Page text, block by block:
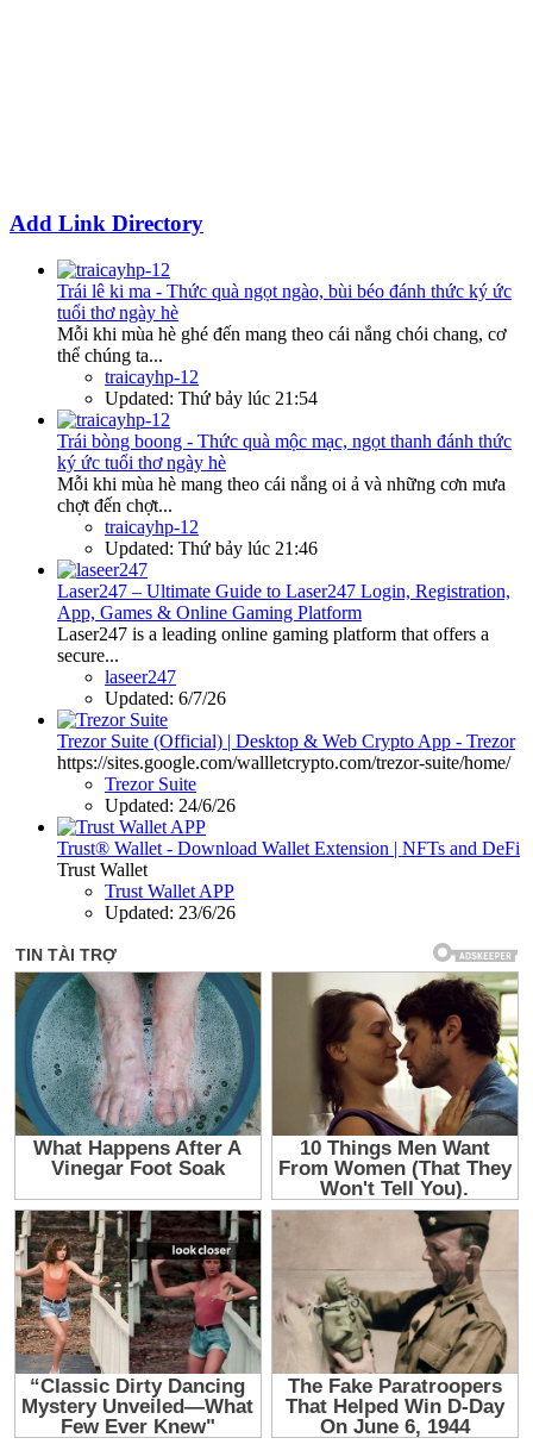
Add Link Directory
Trái lê ki ma - Thức quà ngọt ngào, bùi béo đánh thức ký ức
tuổi thơ ngày hè
Mỗi khi mùa hè ghé đến mang theo cái nắng chói chang, cơ
thể chúng ta...
traicayhp-12
Updated: Thứ bảy lúc 21:54
Trái bòng boong - Thức quà mộc mạc, ngọt thanh đánh thức
ký ức tuổi thơ ngày hè
Mỗi khi mùa hè mang theo cái nắng oi ả và những cơn mưa
chợt đến chợt...
traicayhp-12
Updated: Thứ bảy lúc 21:46
Laser247 – Ultimate Guide to Laser247 Login, Registration,
App, Games & Online Gaming Platform
Laser247 is a leading online gaming platform that offers a
secure...
laseer247
Updated: 6/7/26
Trezor Suite (Official) | Desktop & Web Crypto App - Trezor
https://sites.google.com/wallletcrypto.com/trezor-suite/home/
Trezor Suite
Updated: 24/6/26
Trust® Wallet - Download Wallet Extension | NFTs and DeFi
Trust Wallet
Trust Wallet APP
Updated: 23/6/26